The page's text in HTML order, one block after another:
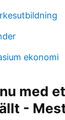
ekonomi
med
-